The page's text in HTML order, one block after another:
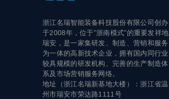
浙江名瑞智能装备科技股份有限公司创办
于2008年，位于”浙南模式”的重要发祥地
瑞安，是一家集研发、制造、营销和服务
为一体的高新技术企业，拥有国内同行业
较具规模的研发机构、完善的生产制造体
系及市场营销服务网络。
地址（浙江名瑞新基地大楼）：浙江省温
州市瑞安市荣达路1111号